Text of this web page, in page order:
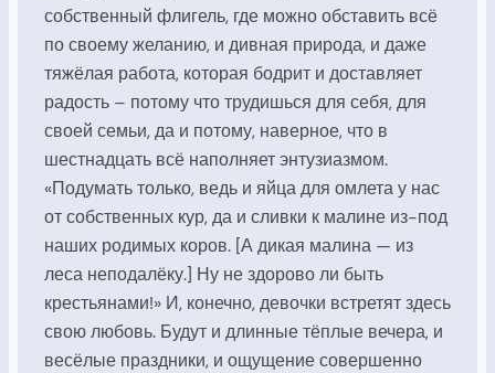
собственный флигель, где можно обставить всё
по своему желанию, и дивная природа, и даже
тяжёлая работа, которая бодрит и доставляет
радость – потому что трудишься для себя, для
своей семьи, да и потому, наверное, что в
шестнадцать всё наполняет энтузиазмом.
«Подумать только, ведь и яйца для омлета у нас
от собственных кур, да и сливки к малине из-под
наших родимых коров. [А дикая малина — из
леса неподалёку.] Ну не здорово ли быть
крестьянами!» И, конечно, девочки встретят здесь
свою любовь. Будут и длинные тёплые вечера, и
весёлые праздники, и ощущение совершенно